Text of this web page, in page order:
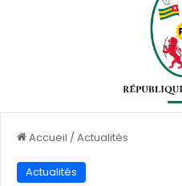
Accueil /Actualités
Actualités